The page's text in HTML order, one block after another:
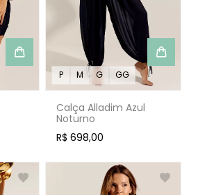
P M G GG
Calça Alladim Azul
Noturno
R$ 698,00